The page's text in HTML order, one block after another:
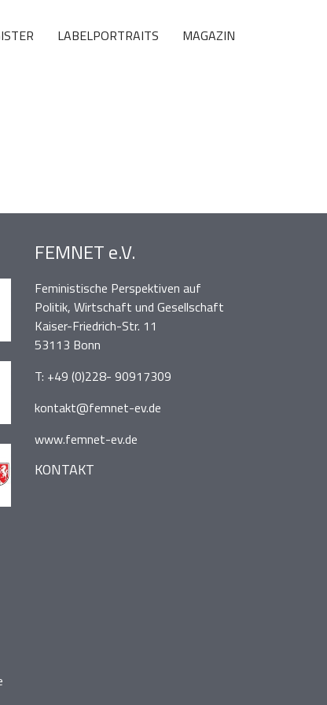
LABELPORTRAITS MAGAZIN
FEMNET e.V.
Feministische Perspektiven auf
Politik, Wirtschaft und Gesellschaft
Kaiser-Friedrich-Str. 11
53113 Bonn
T: +49 (0)228- 90917309
kontakt@femnet-ev.de
www.femnet-ev.de
KONTAKT